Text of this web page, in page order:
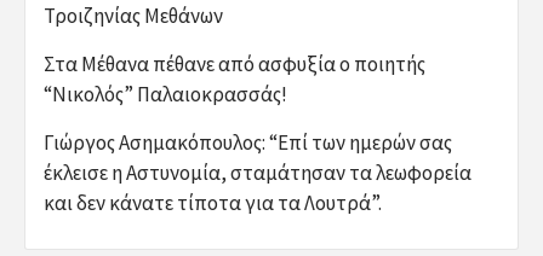
Τροιζηνίας Μεθάνων
Στα Μέθανα πέθανε από ασφυξία ο ποιητής
“Νικολός” Παλαιοκρασσάς!
Γιώργος Ασημακόπουλος: “Επί των ημερών σας
έκλεισε η Αστυνομία, σταμάτησαν τα λεωφορεία
και δεν κάνατε τίποτα για τα Λουτρά”.